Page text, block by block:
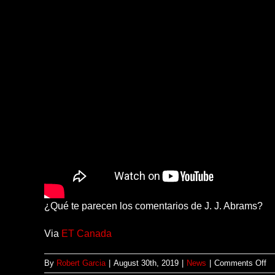
¿Qué te parecen los comentarios de J. J. Abrams?
Via ET Canada
By Robert Garcia August 30th, 2019 News Comments Offon